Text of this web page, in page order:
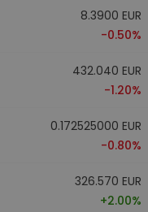
8.3900 EUR
-0.50%
432.040 EUR
-1.20%
0.172525000 EUR
-0.80%
326.570 EUR
+2.00%